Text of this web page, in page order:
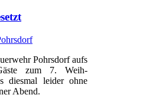
Pohrsdorf aufs
zum 7. Weih-
diesmal leider ohne
Abend.